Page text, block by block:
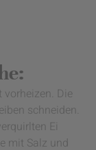
Die
schneiden.
Ei
mit Salz und